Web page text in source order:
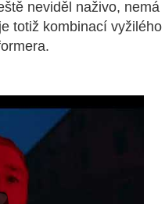
neviděl naživo, nemá
totiž kombinací vyžilého